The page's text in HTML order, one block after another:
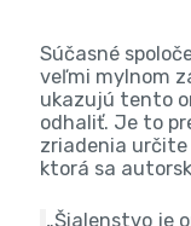
Súčasné
veľmi mylnom
ukazujú tento
odhaliť. Je to
zriadenia
ktorá sa
„Šialenstvo je